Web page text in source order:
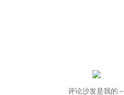
评论沙发是我的～